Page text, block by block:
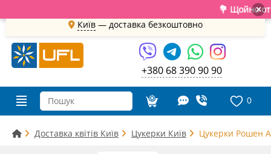
💐 Щойно ×
Київ — доставка безкоштовно
+380 68 390 90 90
0
Доставка квітів Київ Цукерки Київ Цукерки Рошен